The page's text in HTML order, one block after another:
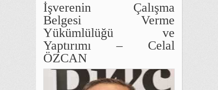
İşverenin Çalışma
Belgesi Verme
Yükümlülüğü ve
Yaptırımı – Celal
ÖZCAN